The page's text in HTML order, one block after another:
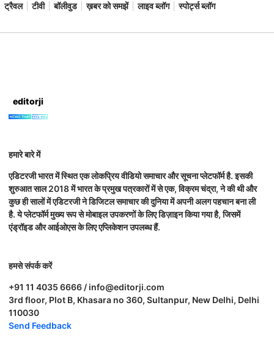
ट्रैवल
टीवी बॉलीवुड ख़बर को समझें लाइव ब्लॉग स्पोर्ट्स ब्लॉग
editorji
हमारे बारे में
एडिटरजी भारत में स्थित एक लोकप्रिय वीडियो समाचार और सूचना प्लेटफॉर्म है. इसकी
शुरुआत साल 2018 में भारत के प्रमुख पत्रकारों में से एक, विक्रम चंद्रा, ने की थी और
कुछ ही सालों में एडिटरजी ने डिजिटल समाचार की दुनिया में अपनी अलग पहचान बना ली
है. ये प्लेटफॉर्म मुख्य रूप से मोबाइल उपकरणों के लिए डिज़ाइन किया गया है, जिसमें
एंड्रॉइड और आईओएस के लिए एप्लिकेशन उपलब्ध हैं.
हमसे संपर्क करें
+91 11 4035 6666 / info@editorji.com
3rd floor, Plot B, Khasara no 360, Sultanpur, New Delhi, Delhi
110030
Send Feedback